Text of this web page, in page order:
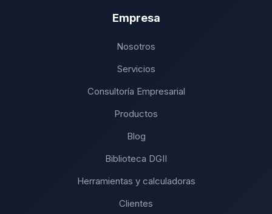
Empresa
Nosotros
Servicios
Consultoría Empresarial
Productos
Blog
Biblioteca DGII
Herramientas y calculadoras
Clientes